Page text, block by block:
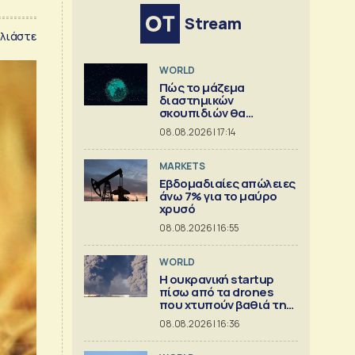
Stream
WORLD
Πώς το μάζεμα
διαστημικών
σκουπιδιών θα
μπορούσε να εξελιχθεί
σε μια μεγάλη
επιχείρηση
08.08.2026 | 17:14
MARKETS
Εβδομαδιαίες απώλειες
άνω 7% για το μαύρο
χρυσό
08.08.2026 | 16:55
WORLD
Η ουκρανική startup
πίσω από τα drones
που χτυπούν βαθιά τη
Ρωσία
08.08.2026 | 16:36